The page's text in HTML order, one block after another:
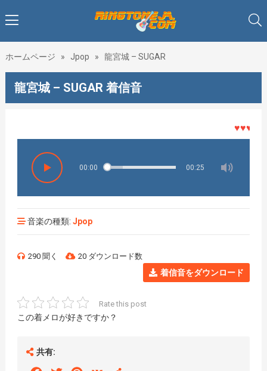
ホームページ » Jpop » 龍宮城 – SUGAR
龍宮城 – SUGAR 着信音
♥♥♥着メ
00:00 00:25
音楽の種類: Jpop
290 聞く 20 ダウンロード数
着信音をダウンロード
Rate this post
この着メロが好きですか？
共有: